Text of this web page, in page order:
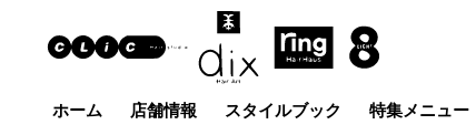
ホーム 店舗情報 スタイルブック 特集メニュー